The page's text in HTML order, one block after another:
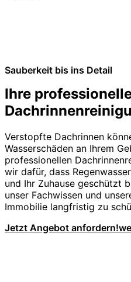
Sauberkeit bis ins Detail
Ihre
Verstopfte Dachrinnen
Wasserschäden an Ihrem
professionellen
wir dafür, dass
und Ihr Zuhause geschützt
unser Fachwissen und
Immobilie langfristig zu
Jetzt Angebot anfordern!